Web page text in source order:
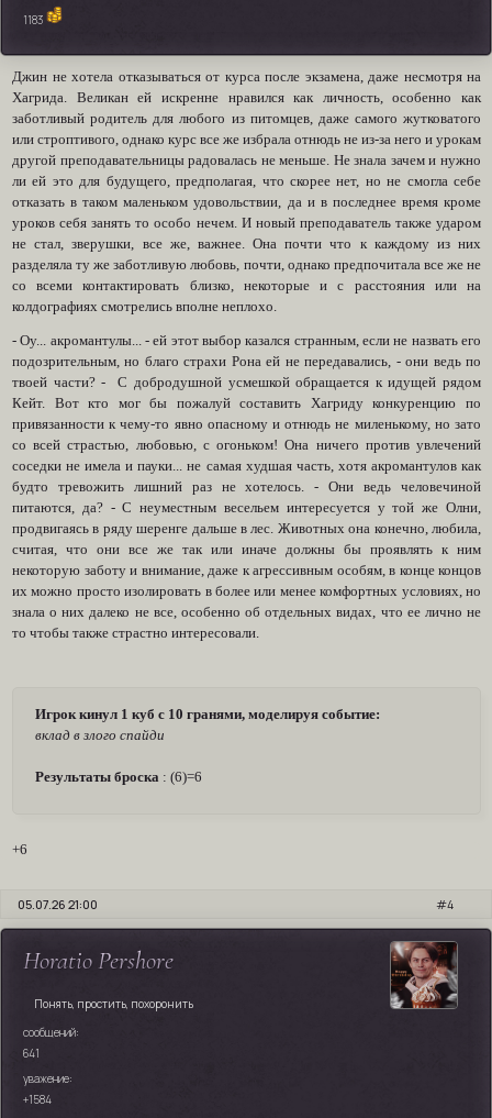
1183
Джин не хотела отказываться от курса после экзамена, даже несмотря на
Хагрида. Великан ей искренне нравился как личность, особенно как
заботливый родитель для любого из питомцев, даже самого жутковатого
или строптивого, однако курс все же избрала отнюдь не из-за него и урокам
другой преподавательницы радовалась не меньше. Не знала зачем и нужно
ли ей это для будущего, предполагая, что скорее нет, но не смогла себе
отказать в таком маленьком удовольствии, да и в последнее время кроме
уроков себя занять то особо нечем. И новый преподаватель также ударом
не стал, зверушки, все же, важнее. Она почти что к каждому из них
разделяла ту же заботливую любовь, почти, однако предпочитала все же не
со всеми контактировать близко, некоторые и с расстояния или на
колдографиях смотрелись вполне неплохо.
- Оу... акромантулы... - ей этот выбор казался странным, если не назвать его
подозрительным, но благо страхи Рона ей не передавались, - они ведь по
твоей части? - С добродушной усмешкой обращается к идущей рядом
Кейт. Вот кто мог бы пожалуй составить Хагриду конкуренцию по
привязанности к чему-то явно опасному и отнюдь не миленькому, но зато
со всей страстью, любовью, с огоньком! Она ничего против увлечений
соседки не имела и пауки... не самая худшая часть, хотя акромантулов как
будто тревожить лишний раз не хотелось. - Они ведь человечиной
питаются, да? - С неуместным весельем интересуется у той же Олни,
продвигаясь в ряду шеренге дальше в лес. Животных она конечно, любила,
считая, что они все же так или иначе должны бы проявлять к ним
некоторую заботу и внимание, даже к агрессивным особям, в конце концов
их можно просто изолировать в более или менее комфортных условиях, но
знала о них далеко не все, особенно об отдельных видах, что ее лично не
то чтобы также страстно интересовали.
Игрок кинул 1 куб с 10 гранями, моделируя событие:
вклад в злого спайди
Результаты броска : (6)=6
+6
4
05.07.26 21:00
Horatio Pershore
Понять, простить, похоронить
сообщений:
641
уважение:
+1584